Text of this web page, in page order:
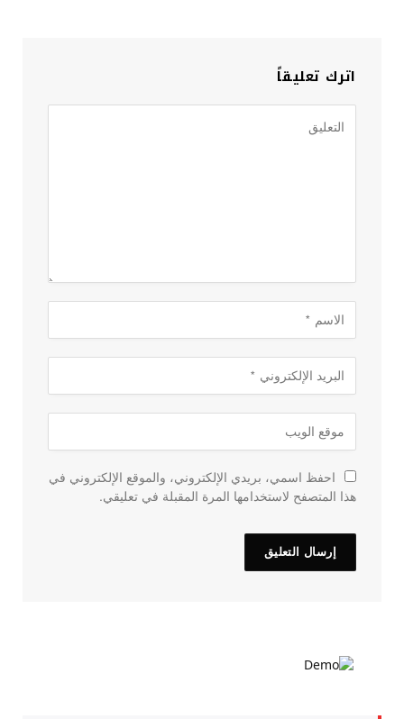
اترك تعليقاً
احفظ اسمي، بريدي الإلكتروني، والموقع الإلكتروني في
هذا المتصفح لاستخدامها المرة المقبلة في تعليقي.